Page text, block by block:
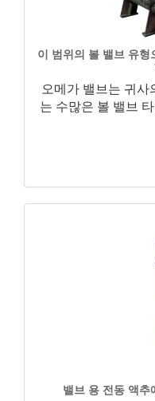
이 범위의 볼 밸브 유
오메가 밸브는 귀사
는 수많은 볼 밸브
밸브 용 전동 액